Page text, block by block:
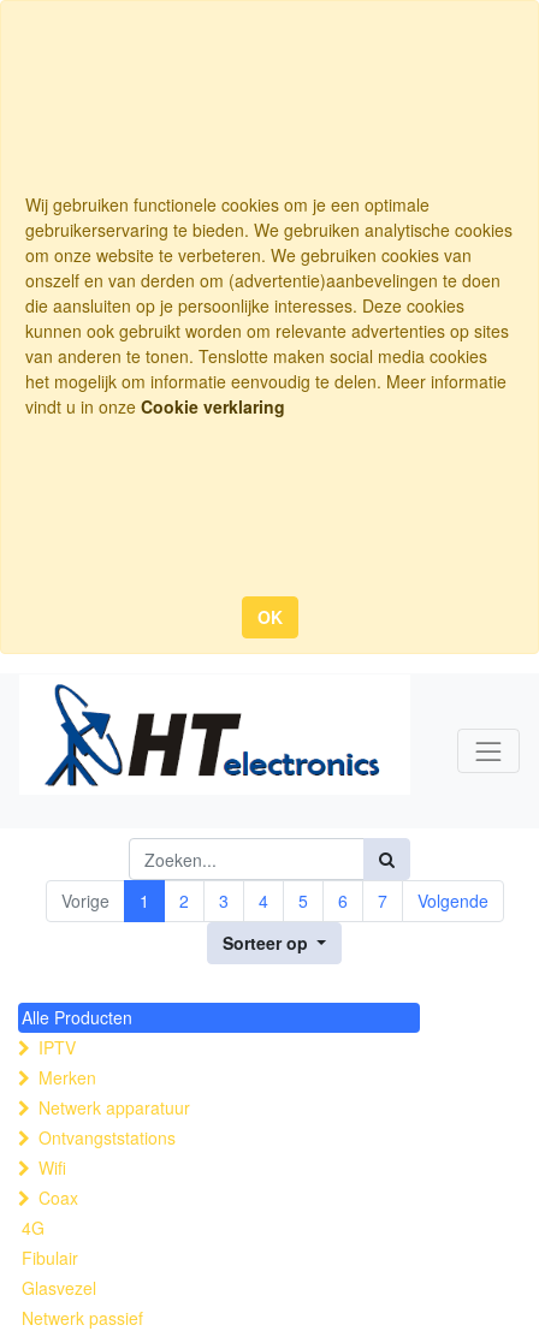
Wij gebruiken functionele cookies om je een optimale
gebruikerservaring te bieden. We gebruiken analytische cookies
om onze website te verbeteren. We gebruiken cookies van
onszelf en van derden om (advertentie)aanbevelingen te doen
die aansluiten op je persoonlijke interesses. Deze cookies
kunnen ook gebruikt worden om relevante advertenties op sites
van anderen te tonen. Tenslotte maken social media cookies
het mogelijk om informatie eenvoudig te delen. Meer informatie
vindt u in onze Cookie verklaring
OK
Vorige 1 2 3 4 5 6 7
Volgende
Sorteer op
Alle Producten
IPTV
Merken
Netwerk apparatuur
Ontvangststations
Wifi
Coax
4G
Fibulair
Glasvezel
Netwerk passief